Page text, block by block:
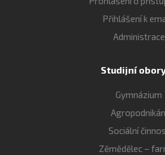
Přihlášení k
Administrace
Studijní
Gymnázium
Sociální
Zěmědělec –